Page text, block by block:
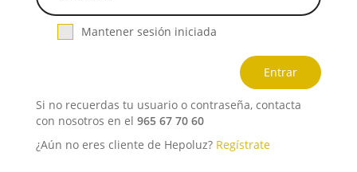
Mantener sesión iniciada
Si no recuerdas tu usuario o contraseña, contacta
con nosotros en el 965 67 70 60
¿Aún no eres cliente de Hepoluz? Regístrate